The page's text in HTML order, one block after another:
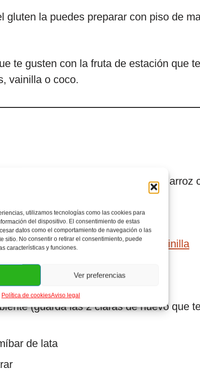
utilizamos tecnologías como las cookies para
del dispositivo. El consentimiento de estas
datos como el comportamiento de navegación o las
sitio. No consentir o retirar el consentimiento, puede
características y funciones.
Ver preferencias
Política de cookiesAviso legal
gluten la puedes preparar con piso de
te gusten con la fruta de estación que
vainilla o coco.
el arroz que utilices para preparar arroz
de extracto o esencia de
vainilla
(guarda las 2 claras de huevo que
de lata